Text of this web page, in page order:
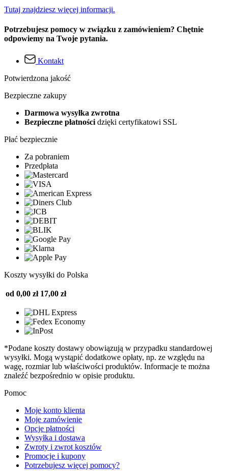
Tutaj znajdziesz więcej informacji.
Potrzebujesz pomocy w związku z zamówieniem? Chętnie
odpowiemy na Twoje pytania.
Kontakt
Potwierdzona jakość
Bezpieczne zakupy
Darmowa wysyłka zwrotna
Bezpieczne płatności dzięki certyfikatowi SSL
Płać bezpiecznie
Za pobraniem
Przedpłata
Koszty wysyłki do Polska
od 0,00 zł 17,00 zł
*Podane koszty dostawy obowiązują w przypadku standardowej
wysyłki. Mogą wystąpić dodatkowe opłaty, np. ze względu na
wagę, rozmiar lub właściwości produktów. Informacje te można
znaleźć bezpośrednio w opisie produktu.
Pomoc
Moje konto klienta
Moje zamówienie
Opcje płatności
Wysyłka i dostawa
Zwroty i zwrot kosztów
Promocje i kupony
Potrzebujesz więcej pomocy?